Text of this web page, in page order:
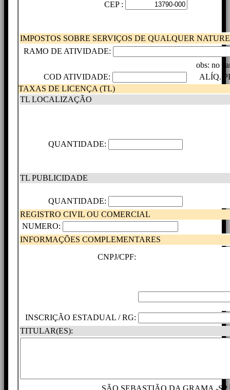
CEP :
IMPOSTOS SOBRE SERVIÇOS DE QUALQUER
RAMO DE ATIVIDADE:
obs: no
COD ATIVIDADE:
ALÍQ.
TAXAS DE LICENÇA (TL)
TL LOCALIZAÇÃO
QUANTIDADE:
TL PUBLICIDADE
QUANTIDADE:
REGISTRO CIVIL OU COMERCIAL
NUMERO:
INFORMAÇÕES COMPLEMENTARES
CNPJ/CPF:
INSCRIÇÃO ESTADUAL / RG:
TITULAR(ES):